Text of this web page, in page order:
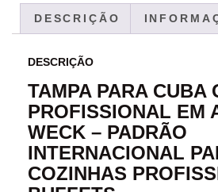
DESCRIÇÃO
DESCRIÇÃO
TAMPA PARA CUBA
PROFISSIONAL EM
WECK – PADRÃO
INTERNACIONAL
COZINHAS